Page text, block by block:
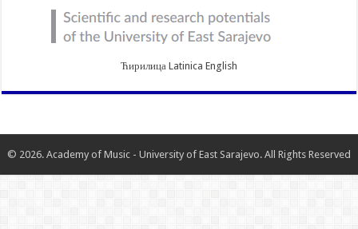
Ћирилица Latinica English
© 2026. Academy of Music - University of East Sarajevo. All Rights Reserved